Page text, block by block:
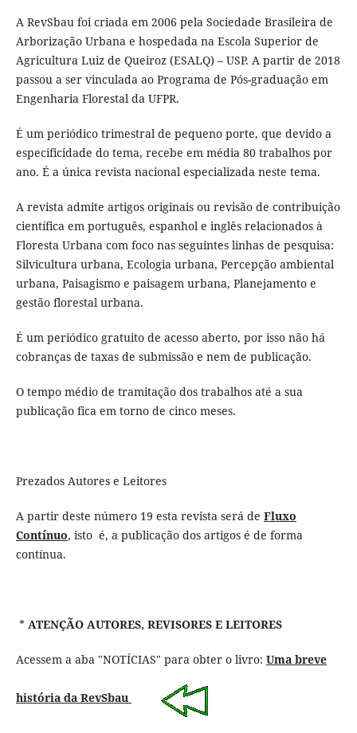
A RevSbau foi criada em 2006 pela Sociedade Brasileira de
Arborização Urbana e hospedada na Escola Superior de
Agricultura Luiz de Queiroz (ESALQ) – USP. A partir de 2018
passou a ser vinculada ao Programa de Pós-graduação em
Engenharia Florestal da UFPR.
É um periódico trimestral de pequeno porte, que devido a
especificidade do tema, recebe em média 80 trabalhos por
ano. É a única revista nacional especializada neste tema.
A revista admite artigos originais ou revisão de contribuição
científica em português, espanhol e inglês relacionados à
Floresta Urbana com foco nas seguintes linhas de pesquisa:
Silvicultura urbana, Ecologia urbana, Percepção ambiental
urbana, Paisagismo e paisagem urbana, Planejamento e
gestão florestal urbana.
É um periódico gratuito de acesso aberto, por isso não há
cobranças de taxas de submissão e nem de publicação.
O tempo médio de tramitação dos trabalhos até a sua
publicação fica em torno de cinco meses.
Prezados Autores e Leitores
A partir deste número 19 esta revista será de Fluxo
Contínuo, isto é, a publicação dos artigos é de forma
contínua.
* ATENÇÃO AUTORES, REVISORES E LEITORES
Acessem a aba "NOTÍCIAS" para obter o livro: Uma breve
história da RevSbau